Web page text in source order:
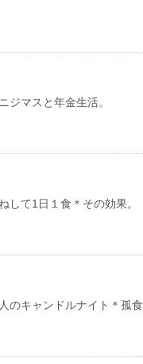
ジマスと年金生活。
して1日１食＊その効果。
のキャンドルナイト＊孤